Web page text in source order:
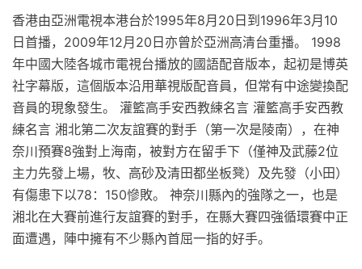
香港由亞洲電視本港台於1995年8月20日到1996年3月10
日首播，2009年12月20日亦曾於亞洲高清台重播。 1998
年中國大陸各城市電視台播放的國語配音版本，起初是博英
社字幕版，這個版本沿用華視版配音員，但常有中途變換配
音員的現象發生。 灌籃高手安西教練名言 灌籃高手安西教
練名言 湘北第二次友誼賽的對手（第一次是陵南），在神
奈川預賽8強對上海南，被對方在留手下（僅神及武藤2位
主力先發上場，牧、高砂及清田都坐板凳）及先發（小田）
有傷患下以78：150慘敗。 神奈川縣內的強隊之一，也是
湘北在大賽前進行友誼賽的對手，在縣大賽四強循環賽中正
面遭遇，陣中擁有不少縣內首屈一指的好手。